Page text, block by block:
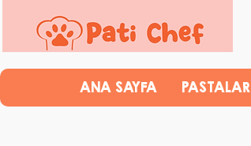
ANA SAYFA PASTALAR